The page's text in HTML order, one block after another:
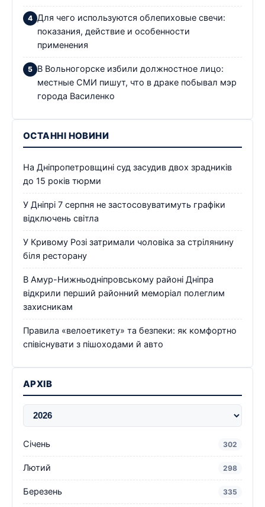
Для чего используются облепиховые свечи:
показания, действие и особенности
применения
В Вольногорске избили должностное лицо:
местные СМИ пишут, что в драке побывал мэр
города Василенко
ОСТАННІ НОВИНИ
На Дніпропетровщині суд засудив двох зрадників
до 15 років тюрми
У Дніпрі 7 серпня не застосовуватимуть графіки
відключень світла
У Кривому Розі затримали чоловіка за стрілянину
біля ресторану
В Амур-Нижньодніпровському районі Дніпра
відкрили перший районний меморіал полеглим
захисникам
Правила «велоетикету» та безпеки: як комфортно
співіснувати з пішоходами й авто
АРХІВ
Січень 302
Лютий 298
Березень 335